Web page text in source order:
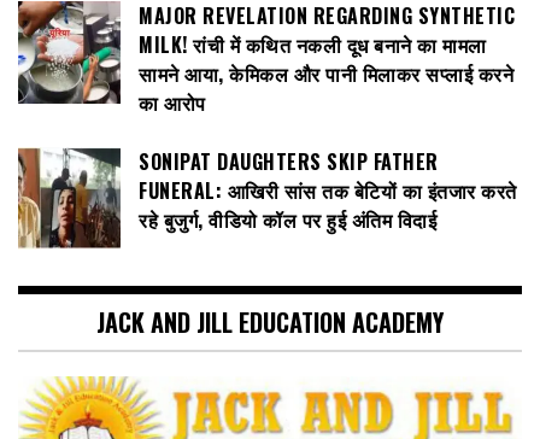
MAJOR REVELATION REGARDING SYNTHETIC
MILK! रांची में कथित नकली दूध बनाने का मामला
सामने आया, केमिकल और पानी मिलाकर सप्लाई करने
का आरोप
SONIPAT DAUGHTERS SKIP FATHER
FUNERAL: आखिरी सांस तक बेटियों का इंतजार करते
रहे बुजुर्ग, वीडियो कॉल पर हुई अंतिम विदाई
JACK AND JILL EDUCATION ACADEMY